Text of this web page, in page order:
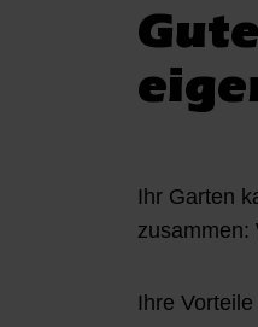
Ihr Garten
zusammen:
Ihre